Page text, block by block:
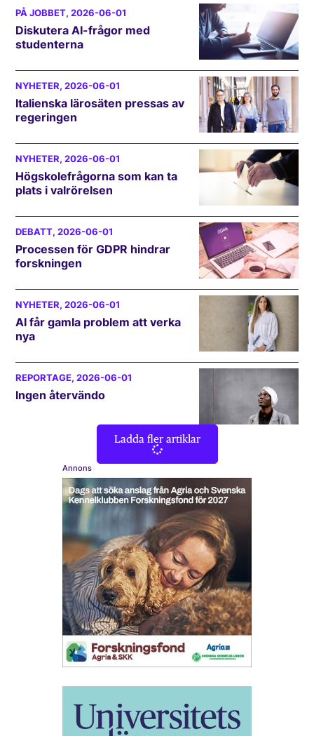
PÅ JOBBET, 2026-06-01
Diskutera AI-frågor med
studenterna
NYHETER, 2026-06-01
Italienska lärosäten pressas av
regeringen
NYHETER, 2026-06-01
Högskolefrågorna som kan ta
plats i valrörelsen
DEBATT, 2026-06-01
Processen för GDPR hindrar
forskningen
NYHETER, 2026-06-01
AI får gamla problem att verka
nya
REPORTAGE, 2026-06-01
Ingen återvändo
Ladda fler artiklar
Annons